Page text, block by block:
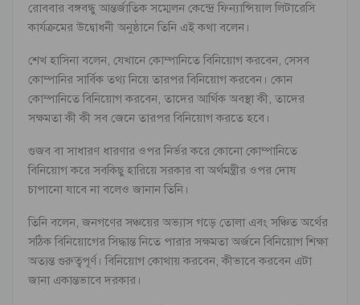
রোববার বঙ্গবন্ধু আন্তর্জাতিক সম্মেলন কেন্দ্রে ফিন্যান্সিয়াল লিটারেসি
কার্যক্রমের উদ্বোধনী অনুষ্ঠানে তিনি এই কথা বলেন।
শেখ হাসিনা বলেন, যেখানে কোম্পানিতে বিনিয়োগ করবেন, সেসব
কোম্পানির সার্বিক তথ্য নিয়ে তারপর বিনিয়োগ করবেন। কোন
কোম্পানিতে বিনিয়োগ করবেন, তাদের আর্থিক অবস্থা কী, তাদের
সক্ষমতা কী কী সব জেনে তারপর বিনিয়োগ করতে হবে।
গুজব বা সাধারণ ধারণার ওপর নির্ভর করে কোনো কোম্পানিতে
বিনিয়োগ করে সবকিছু হারিয়ে সরকার বা অর্থমন্ত্রীর ওপর দোষ
চাপানো যাবে না বলেও জানান তিনি।
তিনি বলেন, জনগণের সঞ্চয়ের অভ্যাস গড়ে তোলা এবং সঞ্চিত অর্থের
সঠিক বিনিয়োগের সিদ্ধান্ত নিতে পারার সক্ষমতা অর্জনে বিনিয়োগ শিক্ষা
অত্যন্ত গুরুত্বপূর্ণ। বিনিয়োগ কোথায় করবেন, কীভাবে করবেন এটা
জানা একান্তভাবে দরকার।